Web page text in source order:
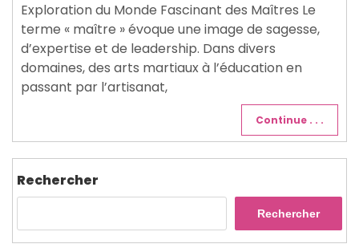
Exploration du Monde Fascinant des Maîtres Le
terme « maître » évoque une image de sagesse,
d’expertise et de leadership. Dans divers
domaines, des arts martiaux à l’éducation en
passant par l’artisanat,
Continue . . .
Rechercher
Rechercher